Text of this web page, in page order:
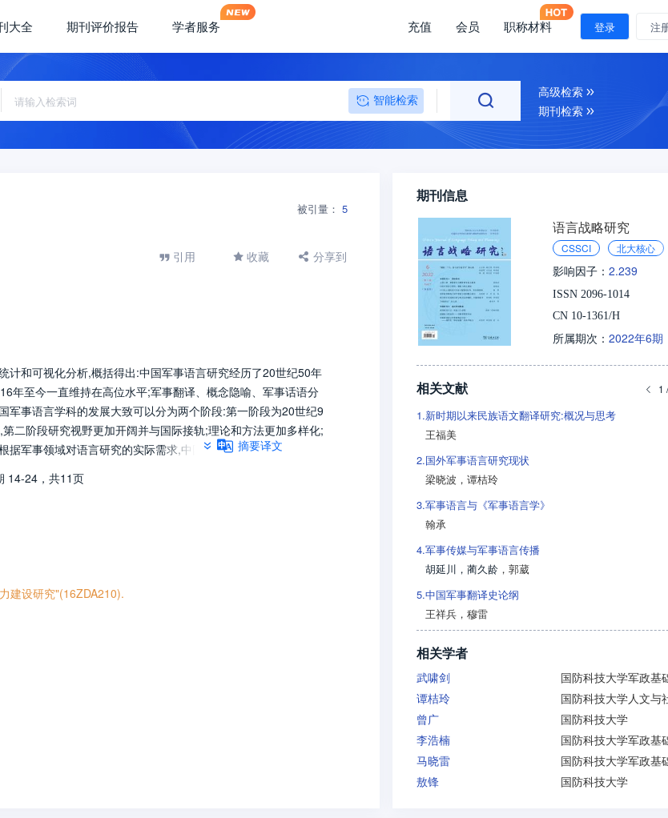
大全 期刊评价报告 学者服务 充值 会员 职称材料 登录 注
智能检索
高级检索
期刊检索
被引量： 5
引用 收藏 分享到
和可视化分析,概括得出:中国军事语言研究经历了20世纪50年
年至今一直维持在高位水平;军事翻译、概念隐喻、军事话语分
事语言学科的发展大致可以分为两个阶段:第一阶段为20世纪9
二阶段研究视野更加开阔并与国际接轨;理论和方法更加多样化;
军事领域对语言研究的实际需求,中国军事语言研究未来应该在
点领域展开。
摘要译文
14-24， 共11页
建设研究"(16ZDA210).
期刊信息
语言战略研究
CSSCI 北大核心
影响因子： 2.239
ISSN 2096-1014
CN 10-1361/H
所属期次： 2022年6期
相关文献 1
1.新时期以来民族语文翻译研究:概况与思考
王福美
2.国外军事语言研究现状
梁晓波 ， 谭桔玲
3.军事语言与《军事语言学》
翰承
4.军事传媒与军事语言传播
胡延川 ， 蔺久龄 ， 郭葳
5.中国军事翻译史论纲
王祥兵 ， 穆雷
相关学者
武啸剑
谭桔玲
曾广
国防科技大学
李浩楠
马晓雷
敖锋
国防科技大学